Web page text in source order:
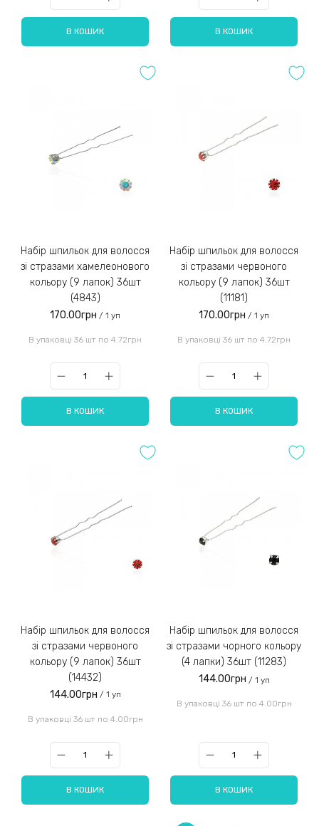
В КОШИК В КОШИК
Набір шпильок для волосся
зі стразами хамелеонового
кольору (9 лапок) 36шт
(4843)
170.00грн / 1 уп
В упаковці 36 шт по 4.72грн
В КОШИК
Набір шпильок для волосся
зі стразами червоного
кольору (9 лапок) 36шт
(11181)
170.00грн / 1 уп
В упаковці 36 шт по 4.72грн
В КОШИК
Набір шпильок для волосся
зі стразами червоного
кольору (9 лапок) 36шт
(14432)
144.00грн / 1 уп
В упаковці 36 шт по 4.00грн
В КОШИК
Набір шпильок для волосся
зі стразами чорного кольору
(4 лапки) 36шт (11283)
144.00грн / 1 уп
В упаковці 36 шт по 4.00грн
В КОШИК